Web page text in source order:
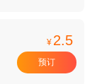
¥ 2.5
预订